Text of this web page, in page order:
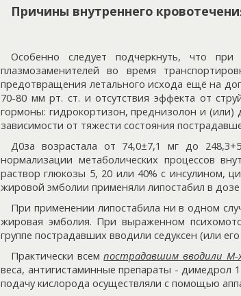
Причины внутреннего
Особенно следует подчеркнуть, что
плазмозаменителей во время
предотвращения летального исхода ещё на
70-80 мм рт. ст. и отсутствия эффекта от
гормоны: гидрокортизон, преднизолон и (или)
зависимости от тяжести состояния
Д0за возрастала от 74,0±7,1 мг до
нормализации метаболических процессов
раствор глюкозы 5, 20 или 40% с инсулином,
жировой эмболии применяли липостабил в
При применении липостабила ни в одном
жировая эмболия. При выраженном
группе пострадавших вводили седуксен (или
Практически всемпострадавшим вводили М-
веса, антигистаминные препараты - димедрол
подачу кислорода осуществляли с помощью